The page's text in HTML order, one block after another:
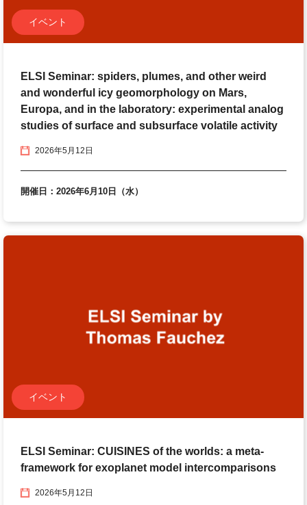
イベント
ELSI Seminar: spiders, plumes, and other weird
and wonderful icy geomorphology on Mars,
Europa, and in the laboratory: experimental analog
studies of surface and subsurface volatile activity
2026年5月12日
開催日：2026年6月10日（水）
イベント
ELSI Seminar: CUISINES of the worlds: a meta-
framework for exoplanet model intercomparisons
2026年5月12日